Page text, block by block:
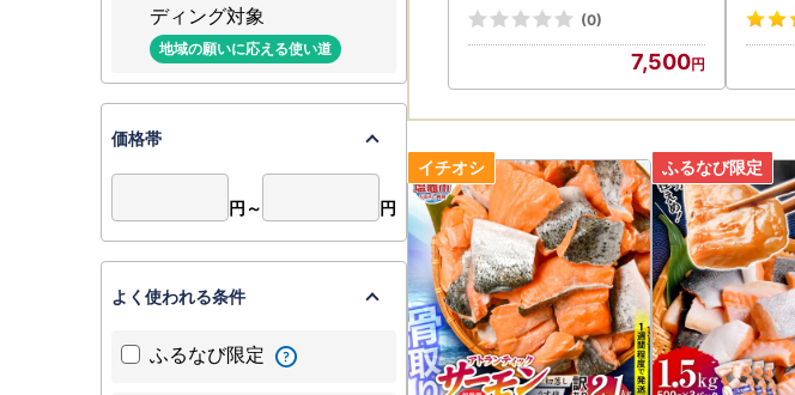
※内容により回答までお時間を頂く場合がご
＜ヤマト運輸 お届け先変更(転送)サービスの
2023年8月1日から、寄附申込後に、お届け
変更後のお届け先までの運賃(定価・着払い)
●番地やマンション名、部屋番号等の記載漏
●長期不在や引越し等のご予定がある場合は
(0)
7,500
ディング対象
地域の願いに応える使い道
価格帯
円～ 円
よく使われる条件
ふるなび限定